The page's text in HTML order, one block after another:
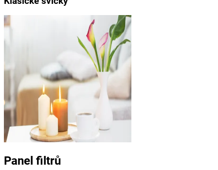
Panel filtrů